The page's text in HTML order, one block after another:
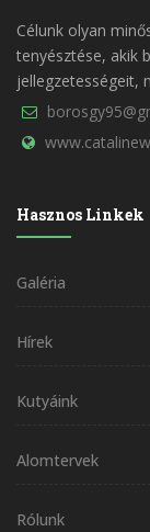
Célunk olyan
tenyésztése, akik
jellegzetességeit,
Hasznos Linkek
Galéria
Hírek
Kutyáink
Alomtervek
Rólunk